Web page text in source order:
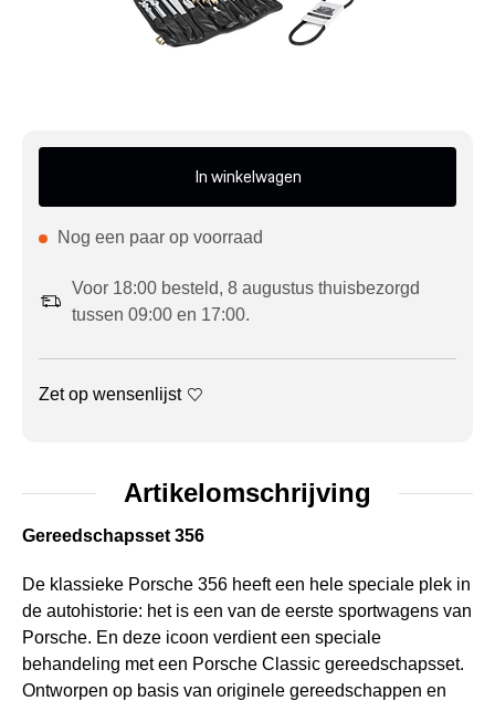
In winkelwagen
Nog een paar op voorraad
Voor 18:00 besteld, 8 augustus thuisbezorgd
tussen 09:00 en 17:00.
Zet op wensenlijst
Artikelomschrijving
Gereedschapsset 356
De klassieke Porsche 356 heeft een hele speciale plek in
de autohistorie: het is een van de eerste sportwagens van
Porsche. En deze icoon verdient een speciale
behandeling met een Porsche Classic gereedschapsset.
Ontworpen op basis van originele gereedschappen en